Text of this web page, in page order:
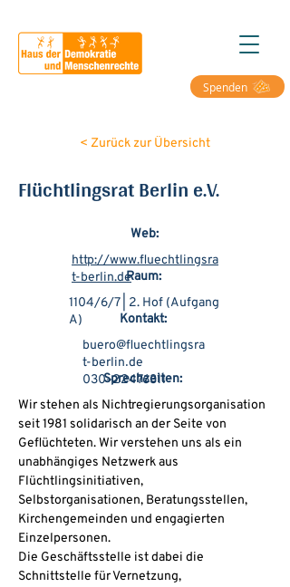
Spenden
< Zurück zur Übersicht
Flüchtlingsrat Berlin e.V.
Web:
http://www.fluechtlingsra
t-berlin.deRaum:
1104/6/7 | 2. Hof (Aufgang
A)
Kontakt:
buero@fluechtlingsra
t-berlin᎐de
030–22476311
Sprechzeiten:
Wir stehen als Nichtregierungsorganisation
seit 1981 solidarisch an der Seite von
Geflüchteten. Wir verstehen uns als ein
unabhängiges Netzwerk aus
Flüchtlingsinitiativen,
Selbstorganisationen, Beratungsstellen,
Kirchengemeinden und engagierten
Einzelpersonen.
Die Geschäftsstelle ist dabei die
Schnittstelle für Vernetzung,